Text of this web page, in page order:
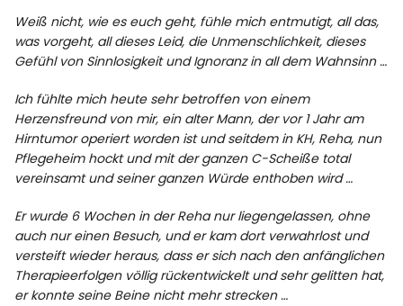
Weiß nicht, wie es euch geht, fühle mich entmutigt, all das,
was vorgeht, all dieses Leid, die Unmenschlichkeit, dieses
Gefühl von Sinnlosigkeit und Ignoranz in all dem Wahnsinn …
Ich fühlte mich heute sehr betroffen von einem
Herzensfreund von mir, ein alter Mann, der vor 1 Jahr am
Hirntumor operiert worden ist und seitdem in KH, Reha, nun
Pflegeheim hockt und mit der ganzen C-Scheiße total
vereinsamt und seiner ganzen Würde enthoben wird …
Er wurde 6 Wochen in der Reha nur liegengelassen, ohne
auch nur einen Besuch, und er kam dort verwahrlost und
versteift wieder heraus, dass er sich nach den anfänglichen
Therapieerfolgen völlig rückentwickelt und sehr gelitten hat,
er konnte seine Beine nicht mehr strecken …